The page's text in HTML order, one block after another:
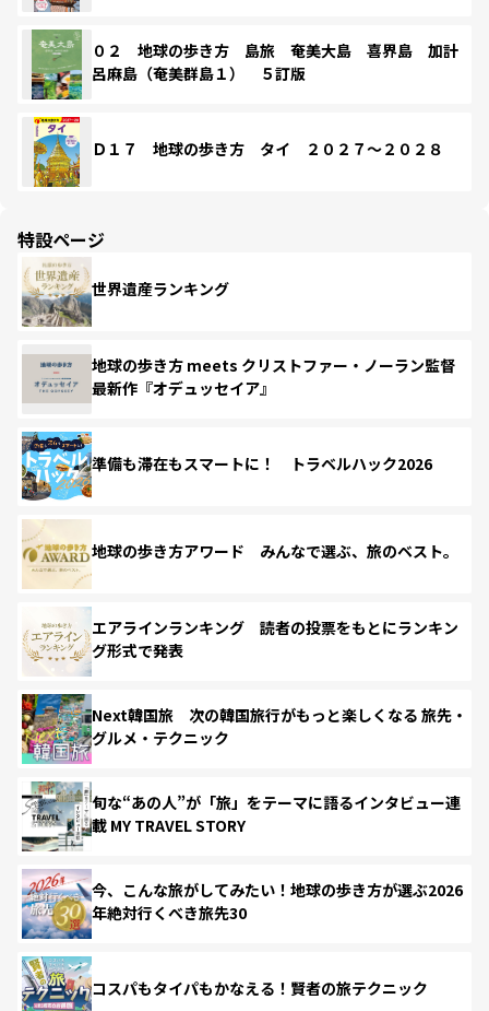
０２ 地球の歩き方 島旅 奄美大島 喜界島 加計
呂麻島（奄美群島１） ５訂版
Ｄ１７ 地球の歩き方 タイ ２０２７～２０２８
特設ページ
世界遺産ランキング
地球の歩き方 meets クリストファー・ノーラン監督
最新作『オデュッセイア』
準備も滞在もスマートに！ トラベルハック2026
地球の歩き方アワード みんなで選ぶ、旅のベスト。
エアラインランキング 読者の投票をもとにランキン
グ形式で発表
Next韓国旅 次の韓国旅行がもっと楽しくなる 旅先・
グルメ・テクニック
旬な“あの人”が「旅」をテーマに語るインタビュー連
載 MY TRAVEL STORY
今、こんな旅がしてみたい！地球の歩き方が選ぶ2026
年絶対行くべき旅先30
コスパもタイパもかなえる！賢者の旅テクニック